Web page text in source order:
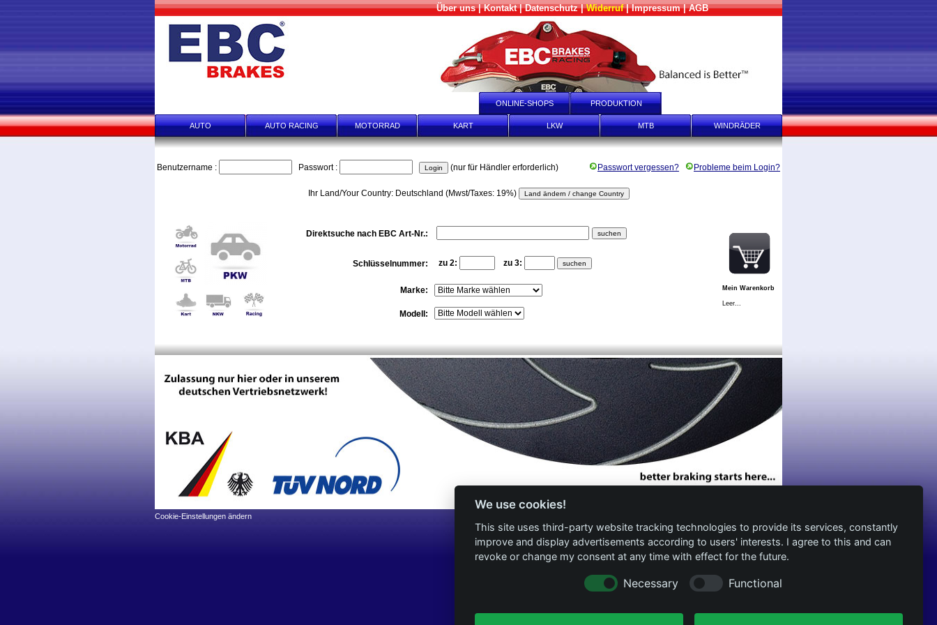
Über uns|Kontakt|Datenschutz|Widerruf|Impressum|AGB
ONLINE-SHOPS PRODUKTION
AUTO AUTO RACING MOTORRAD KART LKW MTB WINDRÄDER
Benutzername : Passwort : (nur für Händler erforderlich) Passwort vergessen? Probleme beim Login?
Ihr Land/Your Country: Deutschland (Mwst/Taxes: 19%)
Direktsuche nach EBC Art-Nr.:
Mein Warenkorb
Leer...
Schlüsselnummer: zu 2: zu 3:
Marke:
Modell:
Cookie-Einstellungen ändern
We use cookies!
This site uses third-party website tracking technologies to provide its services, constantly
improve and display advertisements according to users' interests. I agree to this and can
revoke or change my consent at any time with effect for the future.
Necessary Functional